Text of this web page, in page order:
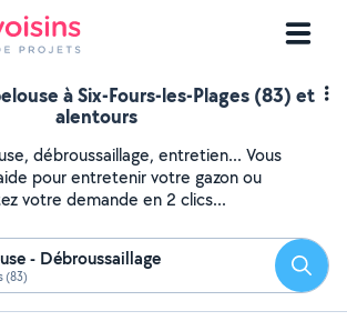
à Six-Fours-les-Plages (83) et
alentours
débroussaillage, entretien... Vous
pour entretenir votre gazon ou
votre demande en 2 clics...
- Débroussaillage
(83)